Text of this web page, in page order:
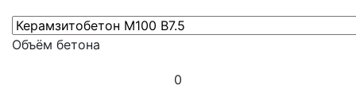
Объём бетона
0